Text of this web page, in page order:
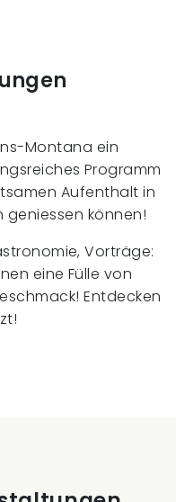
Montana ein
Programm
Aufenthalt in
geniessen können!
Vorträge:
eine Fülle von
Entdecken